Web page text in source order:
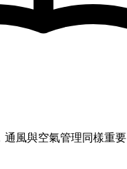
通風與空氣管理同樣重要